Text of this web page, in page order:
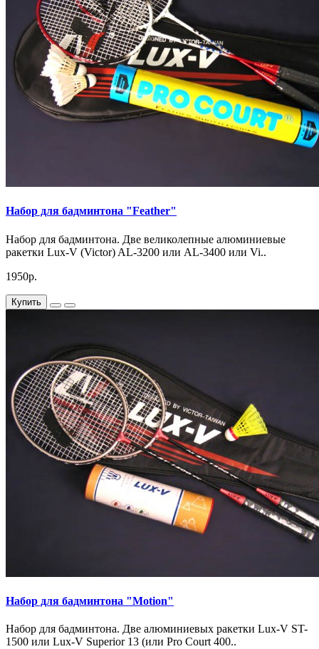
Набор для бадминтона "Feather"
Набор для бадминтона. Две великолепные алюминиевые
ракетки Lux-V (Victor) AL-3200 или AL-3400 или Vi..
1950р.
Купить
Набор для бадминтона "Motion"
Набор для бадминтона. Две алюминиевых ракетки Lux-V ST-
1500 или Lux-V Superior 13 (или Pro Court 400..